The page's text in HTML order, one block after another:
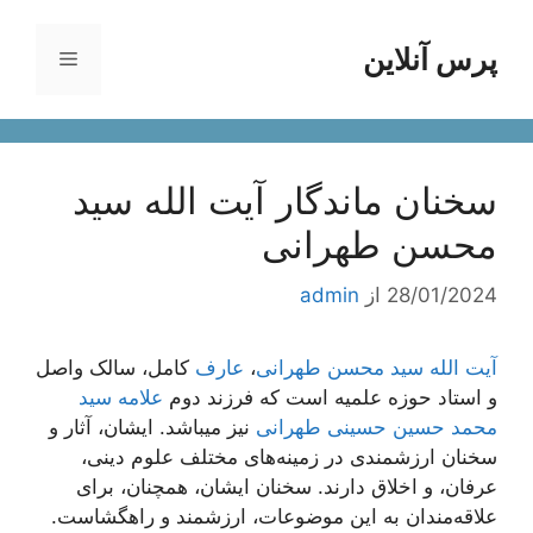
محتواپرس آنلاین فهرست
سخنان ماندگار آیت الله سید
محسن طهرانی
28/01/2024 از admin
آیت الله سید محسن طهرانی، عارف کامل، سالک واصل
و استاد حوزه علمیه است که فرزند دوم علامه سید
محمد حسین حسینی طهرانی نیز میباشد. ایشان، آثار و
سخنان ارزشمندی در زمینه‌های مختلف علوم دینی،
عرفان، و اخلاق دارند. سخنان ایشان، همچنان، برای
علاقه‌مندان به این موضوعات، ارزشمند و راهگشاست.